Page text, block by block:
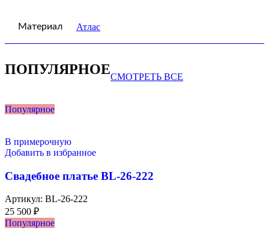
Материал Атлас
ПОПУЛЯРНОЕСМОТРЕТЬ ВСЕ
Популярное
В примерочную
Добавить в избранное
Свадебное платье BL-26-222
Артикул: BL-26-222
25 500 ₽
Популярное